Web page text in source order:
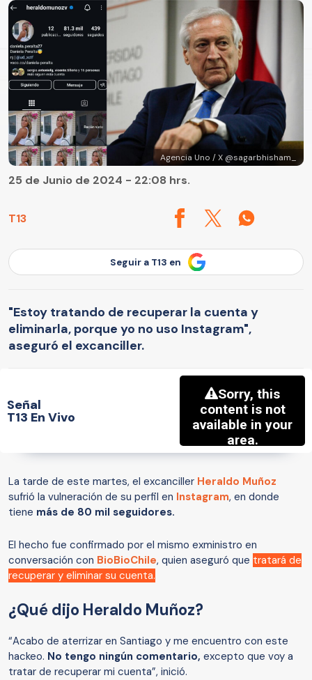
Agencia Uno / X @sagarbhisham_
T13
25 de Junio de 2024 - 22:08 hrs.
Seguir a T13 en
"Estoy tratando de recuperar la cuenta y
eliminarla, porque yo no uso Instagram",
aseguró el excanciller.
Señal
T13 En Vivo
La tarde de este martes, el excanciller Heraldo Muñoz
sufrió la vulneración de su perfil en Instagram, en donde
tiene más de 80 mil seguidores.
El hecho fue confirmado por el mismo exministro en
conversación con BioBioChile, quien aseguró que tratará de
recuperar y eliminar su cuenta.
¿Qué dijo Heraldo Muñoz?
“Acabo de aterrizar en Santiago y me encuentro con este
hackeo. No tengo ningún comentario, excepto que voy a
tratar de recuperar mi cuenta”, inició.